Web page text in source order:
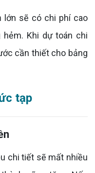
sẽ có chi phí cao
hẻm. Khi dự toán chi
cần thiết cho bảng
tạp
chi tiết sẽ mất nhiều